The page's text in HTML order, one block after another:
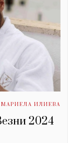
МАРИЕЛА ИЛИЕВА
2024